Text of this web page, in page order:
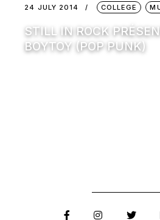
24 JULY 2014 COLLEGE
STILL IN ROCK
BOYTOY (POP PUNK)